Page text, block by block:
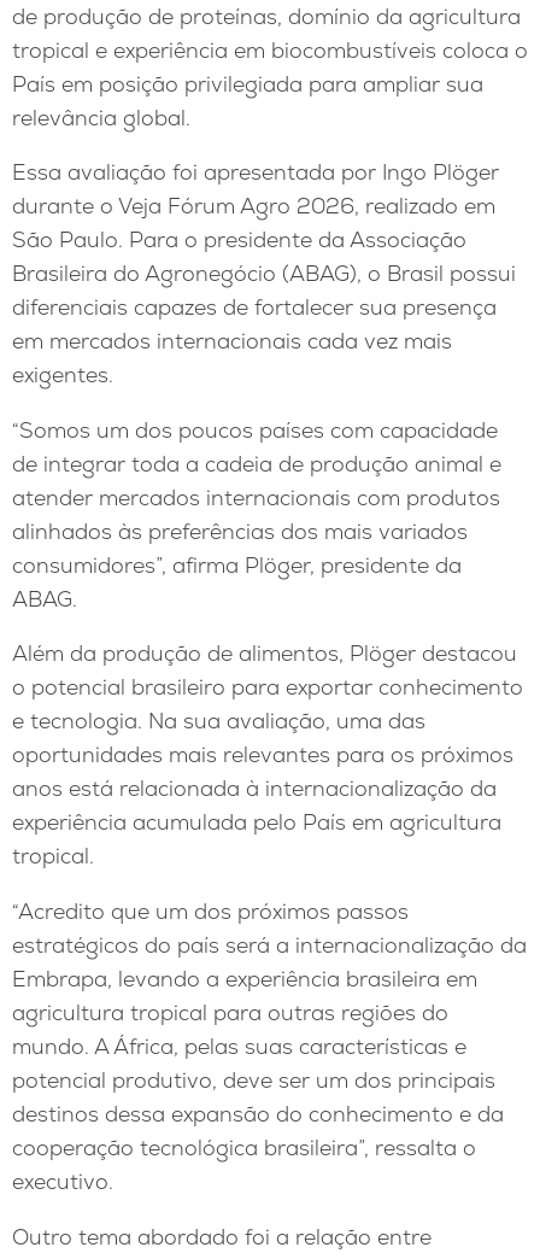
de produção de proteínas, domínio da agricultura
tropical e experiência em biocombustíveis coloca o
País em posição privilegiada para ampliar sua
relevância global.
Essa avaliação foi apresentada por Ingo Plöger
durante o Veja Fórum Agro 2026, realizado em
São Paulo. Para o presidente da Associação
Brasileira do Agronegócio (ABAG), o Brasil possui
diferenciais capazes de fortalecer sua presença
em mercados internacionais cada vez mais
exigentes.
“Somos um dos poucos países com capacidade
de integrar toda a cadeia de produção animal e
atender mercados internacionais com produtos
alinhados às preferências dos mais variados
consumidores”, afirma Plöger, presidente da
ABAG.
Além da produção de alimentos, Plöger destacou
o potencial brasileiro para exportar conhecimento
e tecnologia. Na sua avaliação, uma das
oportunidades mais relevantes para os próximos
anos está relacionada à internacionalização da
experiência acumulada pelo País em agricultura
tropical.
“Acredito que um dos próximos passos
estratégicos do país será a internacionalização da
Embrapa, levando a experiência brasileira em
agricultura tropical para outras regiões do
mundo. A África, pelas suas características e
potencial produtivo, deve ser um dos principais
destinos dessa expansão do conhecimento e da
cooperação tecnológica brasileira”, ressalta o
executivo.
Outro tema abordado foi a relação entre